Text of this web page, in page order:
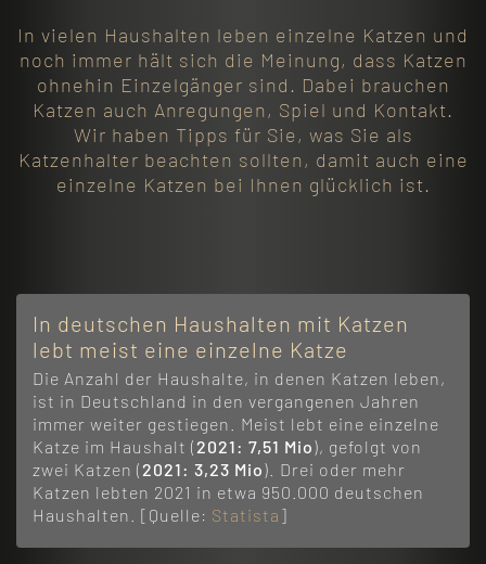
In vielen Haushalten leben einzelne Katzen und
noch immer hält sich die Meinung, dass Katzen
ohnehin Einzelgänger sind. Dabei brauchen
Katzen auch Anregungen, Spiel und Kontakt.
Wir haben Tipps für Sie, was Sie als
Katzenhalter beachten sollten, damit auch eine
einzelne Katzen bei Ihnen glücklich ist.
In deutschen Haushalten mit Katzen
lebt meist eine einzelne Katze
Die Anzahl der Haushalte, in denen Katzen leben,
ist in Deutschland in den vergangenen Jahren
immer weiter gestiegen. Meist lebt eine einzelne
Katze im Haushalt ( 2021: 7,51 Mio), gefolgt von
zwei Katzen ( 2021: 3,23 Mio). Drei oder mehr
Katzen lebten 2021 in etwa 950.000 deutschen
Haushalten. [Quelle: Statista ]